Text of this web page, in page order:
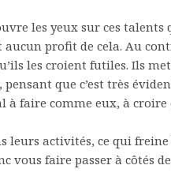
les yeux sur ces talents
profit de cela. Au
les croient futiles. Ils
que c’est très
à faire comme eux, à croire
leurs activités, ce qui
faire passer à côtés